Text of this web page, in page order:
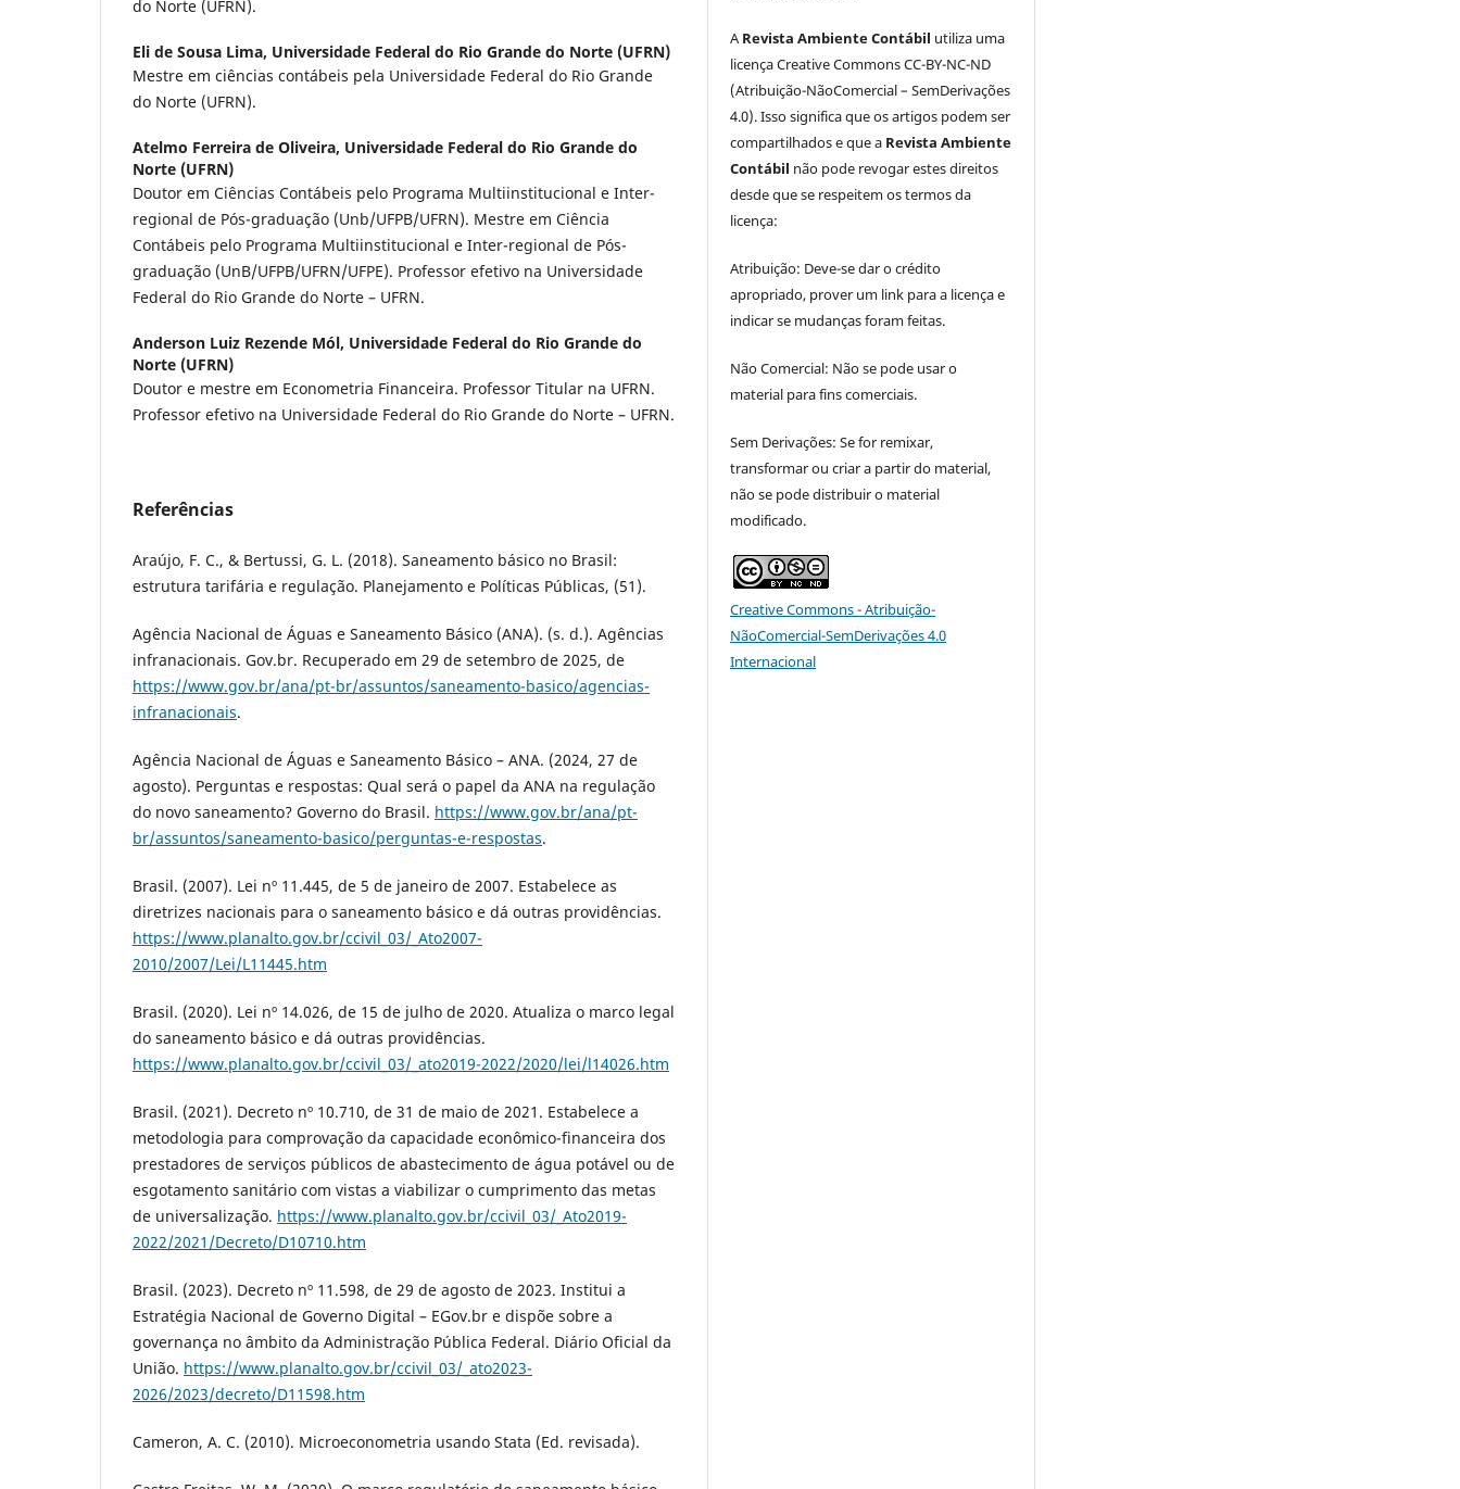
do Norte (UFRN).
Eli de Sousa Lima, Universidade Federal do Rio Grande do Norte (UFRN)
Mestre em ciências contábeis pela Universidade Federal do Rio Grande
do Norte (UFRN).
Atelmo Ferreira de Oliveira, Universidade Federal do Rio Grande do
Norte (UFRN)
Doutor em Ciências Contábeis pelo Programa Multiinstitucional e Inter-
regional de Pós-graduação (Unb/UFPB/UFRN). Mestre em Ciência
Contábeis pelo Programa Multiinstitucional e Inter-regional de Pós-
graduação (UnB/UFPB/UFRN/UFPE). Professor efetivo na Universidade
Federal do Rio Grande do Norte – UFRN.
Anderson Luiz Rezende Mól, Universidade Federal do Rio Grande do
Norte (UFRN)
Doutor e mestre em Econometria Financeira. Professor Titular na UFRN.
Professor efetivo na Universidade Federal do Rio Grande do Norte – UFRN.
Referências
Araújo, F. C., & Bertussi, G. L. (2018). Saneamento básico no Brasil:
estrutura tarifária e regulação. Planejamento e Políticas Públicas, (51).
Agência Nacional de Águas e Saneamento Básico (ANA). (s. d.). Agências
infranacionais. Gov.br. Recuperado em 29 de setembro de 2025, de
https://www.gov.br/ana/pt-br/assuntos/saneamento-basico/agencias-
infranacionais.
Agência Nacional de Águas e Saneamento Básico – ANA. (2024, 27 de
agosto). Perguntas e respostas: Qual será o papel da ANA na regulação
do novo saneamento? Governo do Brasil. https://www.gov.br/ana/pt-
br/assuntos/saneamento-basico/perguntas-e-respostas.
Brasil. (2007). Lei nº 11.445, de 5 de janeiro de 2007. Estabelece as
diretrizes nacionais para o saneamento básico e dá outras providências.
https://www.planalto.gov.br/ccivil_03/_Ato2007-
2010/2007/Lei/L11445.htm
Brasil. (2020). Lei nº 14.026, de 15 de julho de 2020. Atualiza o marco legal
do saneamento básico e dá outras providências.
https://www.planalto.gov.br/ccivil_03/_ato2019-2022/2020/lei/l14026.htm
Brasil. (2021). Decreto nº 10.710, de 31 de maio de 2021. Estabelece a
metodologia para comprovação da capacidade econômico-financeira dos
prestadores de serviços públicos de abastecimento de água potável ou de
esgotamento sanitário com vistas a viabilizar o cumprimento das metas
de universalização. https://www.planalto.gov.br/ccivil_03/_Ato2019-
2022/2021/Decreto/D10710.htm
Brasil. (2023). Decreto nº 11.598, de 29 de agosto de 2023. Institui a
Estratégia Nacional de Governo Digital – EGov.br e dispõe sobre a
governança no âmbito da Administração Pública Federal. Diário Oficial da
União. https://www.planalto.gov.br/ccivil_03/_ato2023-
2026/2023/decreto/D11598.htm
Cameron, A. C. (2010). Microeconometria usando Stata (Ed. revisada).
ARevista Ambiente Contábil utiliza uma
licença Creative Commons CC-BY-NC-ND
(Atribuição-NãoComercial – SemDerivações
4.0). Isso significa que os artigos podem ser
compartilhados e que a Revista Ambiente
Contábil não pode revogar estes direitos
desde que se respeitem os termos da
licença:
Atribuição: Deve-se dar o crédito
apropriado, prover um link para a licença e
indicar se mudanças foram feitas.
Não Comercial: Não se pode usar o
material para fins comerciais.
Sem Derivações: Se for remixar,
transformar ou criar a partir do material,
não se pode distribuir o material
modificado.
Creative Commons - Atribuição-
NãoComercial-SemDerivações 4.0
Internacional